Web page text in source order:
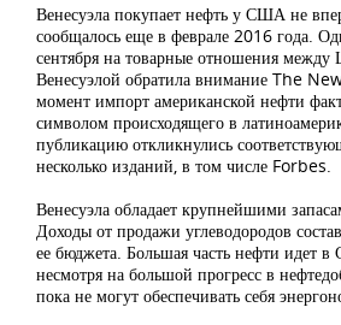
Венесуэла покупает нефть у США не
сообщалось еще в феврале 2016 года.
сентября на товарные отношения между
Венесуэлой обратила внимание The
момент импорт американской нефти
символом происходящего в
публикацию откликнулись
несколько изданий, в том числе Forbes.
Венесуэла обладает крупнейшими
Доходы от продажи углеводородов
ее бюджета. Большая часть нефти идет
несмотря на большой прогресс в
пока не могут обеспечивать себя